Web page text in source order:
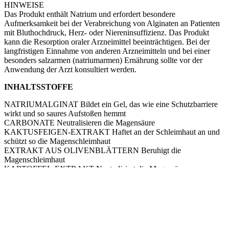
HINWEISE
Das Produkt enthält Natrium und erfordert besondere
Aufmerksamkeit bei der Verabreichung von Alginaten an Patienten
mit Bluthochdruck, Herz- oder Niereninsuffizienz. Das Produkt
kann die Resorption oraler Arzneimittel beeinträchtigen. Bei der
langfristigen Einnahme von anderen Arzneimitteln und bei einer
besonders salzarmen (natriumarmen) Ernährung sollte vor der
Anwendung der Arzt konsultiert werden.
INHALTSSTOFFE
NATRIUMALGINAT Bildet ein Gel, das wie eine Schutzbarriere
wirkt und so saures Aufstoßen hemmt
CARBONATE Neutralisieren die Magensäure
KAKTUSFEIGEN-EXTRAKT Haftet an der Schleimhaut an und
schützt so die Magenschleimhaut
EXTRAKT AUS OLIVENBLÄTTERN Beruhigt die
Magenschleimhaut
KARTOFFEL-EXTRAKT Neutralisiert die Magensäure